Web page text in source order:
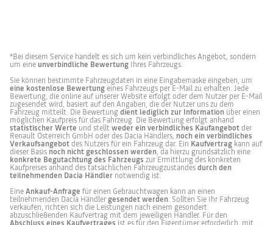
*Bei diesem Service handelt es sich um kein verbindliches Angebot, sondern
um eine unverbindliche Bewertung Ihres Fahrzeugs.
Sie können bestimmte Fahrzeugdaten in eine Eingabemaske eingeben, um
eine kostenlose Bewertungeines Fahrzeugs per E-Mail zu erhalten. Jede
Bewertung, die online auf unserer Website erfolgt oder dem Nutzer per E-Mail
zugesendet wird, basiert auf den Angaben, die der Nutzer uns zu dem
Fahrzeug mitteilt. Die Bewertungdient lediglich zur Information über einen
möglichen Kaufpreis für das Fahrzeug. Die Bewertung erfolgt anhand
statistischer Werte und stellt weder ein verbindliches Kaufangebotder
Renault Österreich GmbH oder des Dacia Händlers, noch ein verbindliches
Verkaufsangebotdes Nutzers für ein Fahrzeug dar. Ein Kaufvertrag kann auf
dieser Basis noch nicht geschlossen werden, da hierzu grundsätzlich eine
konkrete Begutachtung des Fahrzeugs zur Ermittlung des konkreten
Kaufpreises anhand des tatsächlichen Fahrzeugzustandesdurch den
teilnehmenden Dacia Händler notwendig ist.
EineAnkauf-Anfrage für einen Gebrauchtwagen kann an einen
teilnehmenden Dacia Händler gesendet werden. Sollten Sie Ihr Fahrzeug
verkaufen, richten sich die Leistungen nach einem gesondert
abzuschließenden Kaufvertrag mit dem jeweiligen Händler. Für den